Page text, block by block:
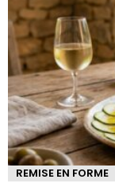
REMISE EN FORME